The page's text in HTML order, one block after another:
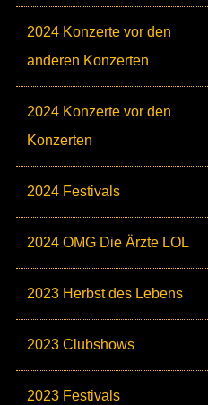
2024 Konzerte vor den
anderen Konzerten
2024 Konzerte vor den
Konzerten
2024 Festivals
2024 OMG Die Ärzte LOL
2023 Herbst des Lebens
2023 Clubshows
2023 Festivals